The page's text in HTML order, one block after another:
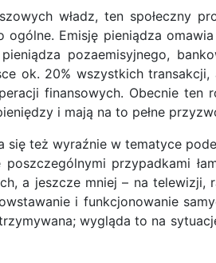
władz, ten
Emisję pieniądza
pozaemisyjnego,
ok. 20% wszystkich
finansowych. Obecnie
i mają na to pełne
też wyraźnie w tematyce
przypadkami
a jeszcze mniej – na
i funkcjonowanie
wygląda to na